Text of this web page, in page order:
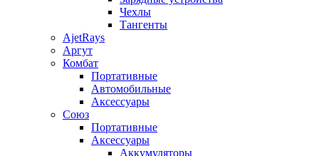
Чехлы
Тангенты
AjetRays
Аргут
Комбат
Портативные
Автомобильные
Аксессуары
Союз
Портативные
Аксессуары
Аккумуляторы